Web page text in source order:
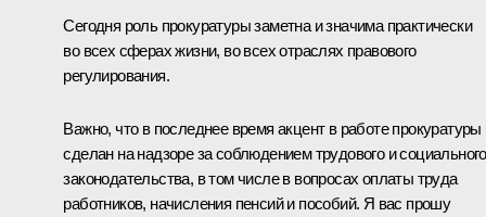
Сегодня роль прокуратуры заметна и значима практически
во всех сферах жизни, во всех отраслях правового
регулирования.
Важно, что в последнее время акцент в работе прокуратуры
сделан на надзоре за соблюдением трудового и социального
законодательства, в том числе в вопросах оплаты труда
работников, начисления пенсий и пособий. Я вас прошу